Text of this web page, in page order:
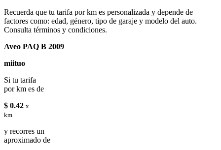
Recuerda que tu tarifa por km es personalizada y depende de
factores como: edad, género, tipo de garaje y modelo del auto.
Consulta términos y condiciones.
Aveo PAQ B 2009
miituo
Si tu tarifa
por km es de
$ 0.42 x
km
y recorres un
aproximado de